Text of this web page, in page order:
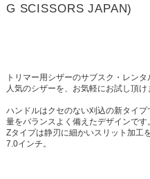
G SCISSORS JAPAN)
トリマー用シザーのサブスク・レンタ
人気のシザーを、お気軽にお試し頂け
ハンドルはクセのない刈込の新タイ
量をバランスよく備えたデザインです。
Zタイプは静刃に細かいスリット加工
7.0インチ。